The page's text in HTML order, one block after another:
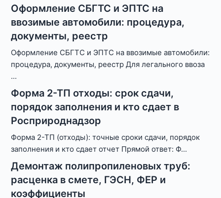
Оформление СБГТС и ЭПТС на
ввозимые автомобили: процедура,
документы, реестр
Оформление СБГТС и ЭПТС на ввозимые автомобили:
процедура, документы, реестр Для легального ввоза
...
Форма 2-ТП отходы: срок сдачи,
порядок заполнения и кто сдает в
Росприроднадзор
Форма 2-ТП (отходы): точные сроки сдачи, порядок
заполнения и кто сдает отчет Прямой ответ: Ф...
Демонтаж полипропиленовых труб:
расценка в смете, ГЭСН, ФЕР и
коэффициенты